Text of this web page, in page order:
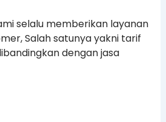
selalu memberikan layanan
Salah satunya yakni tarif
dengan jasa